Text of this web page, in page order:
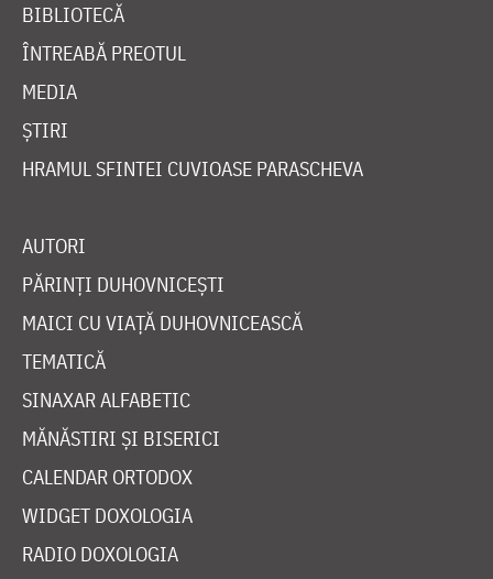
BIBLIOTECĂ
ÎNTREABĂ PREOTUL
MEDIA
ȘTIRI
HRAMUL SFINTEI CUVIOASE PARASCHEVA
AUTORI
PĂRINȚI DUHOVNICEȘTI
MAICI CU VIAȚĂ DUHOVNICEASCĂ
TEMATICĂ
SINAXAR ALFABETIC
MĂNĂSTIRI ȘI BISERICI
CALENDAR ORTODOX
WIDGET DOXOLOGIA
RADIO DOXOLOGIA